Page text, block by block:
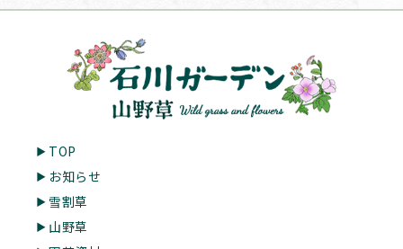
TOP
お知らせ
雪割草
山野草